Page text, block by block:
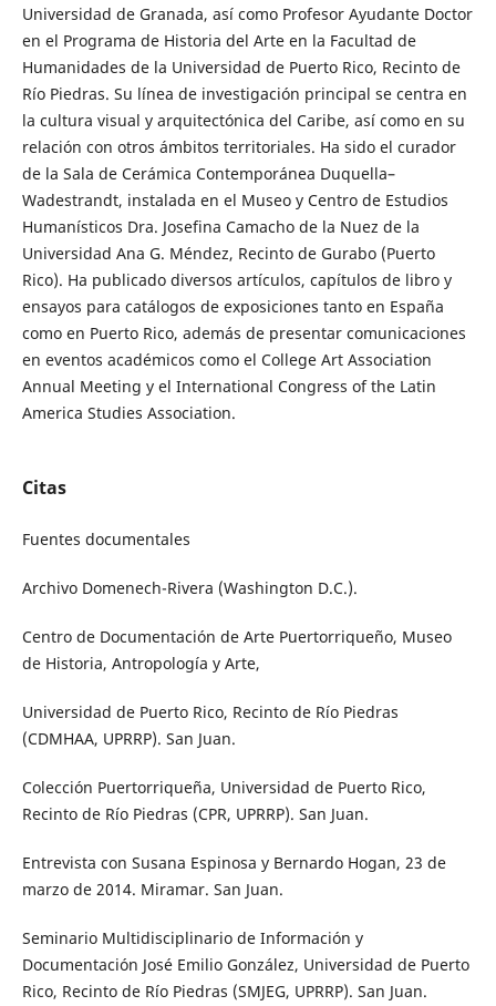
Universidad de Granada, así como Profesor Ayudante Doctor
en el Programa de Historia del Arte en la Facultad de
Humanidades de la Universidad de Puerto Rico, Recinto de
Río Piedras. Su línea de investigación principal se centra en
la cultura visual y arquitectónica del Caribe, así como en su
relación con otros ámbitos territoriales. Ha sido el curador
de la Sala de Cerámica Contemporánea Duquella–
Wadestrandt, instalada en el Museo y Centro de Estudios
Humanísticos Dra. Josefina Camacho de la Nuez de la
Universidad Ana G. Méndez, Recinto de Gurabo (Puerto
Rico). Ha publicado diversos artículos, capítulos de libro y
ensayos para catálogos de exposiciones tanto en España
como en Puerto Rico, además de presentar comunicaciones
en eventos académicos como el College Art Association
Annual Meeting y el International Congress of the Latin
America Studies Association.
Citas
Fuentes documentales
Archivo Domenech-Rivera (Washington D.C.).
Centro de Documentación de Arte Puertorriqueño, Museo
de Historia, Antropología y Arte,
Universidad de Puerto Rico, Recinto de Río Piedras
(CDMHAA, UPRRP). San Juan.
Colección Puertorriqueña, Universidad de Puerto Rico,
Recinto de Río Piedras (CPR, UPRRP). San Juan.
Entrevista con Susana Espinosa y Bernardo Hogan, 23 de
marzo de 2014. Miramar. San Juan.
Seminario Multidisciplinario de Información y
Documentación José Emilio González, Universidad de Puerto
Rico, Recinto de Río Piedras (SMJEG, UPRRP). San Juan.